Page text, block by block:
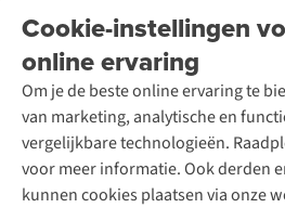
Cookie-instellingen
online ervaring
Om je de beste online ervaring te
van marketing, analytische en
vergelijkbare technologieën.
voor meer informatie. Ook derden
kunnen cookies plaatsen via onze
Garantie
Contact
Onze winkels
Over A.S.Adventure
Toegankelijkheidsverklaring
Ski-onderhoud
Wasservice
Schoenonderhoud
Schoenherstelling
Kledingherstelling
Retouches
Voor bedrijven
A.S.Magazine
Podcast
Explore Academy
Explore Camp
Gear Check
Inspiratie & advies
Meld je aan voor de nieuwsbrief
Follow us